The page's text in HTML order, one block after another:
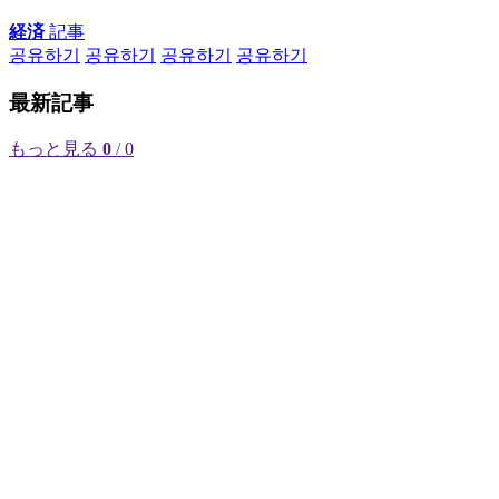
経済記事
공유하기
공유하기 공유하기 공유하기
最新記事
もっと見る 0 / 0